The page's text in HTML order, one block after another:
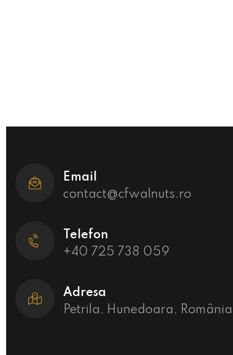
Email
contact@cfwalnuts.ro
Telefon
+40 725 738 059
Adresa
Petrila, Hunedoara, România